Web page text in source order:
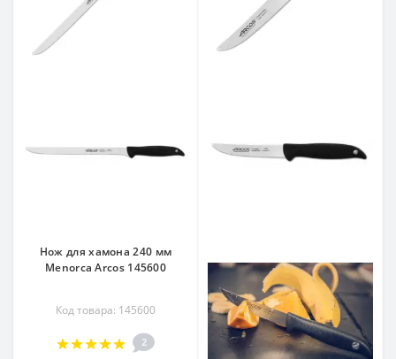
Нож для хамона 240 мм
Menorca Arcos 145600
Код товара: 145600
2